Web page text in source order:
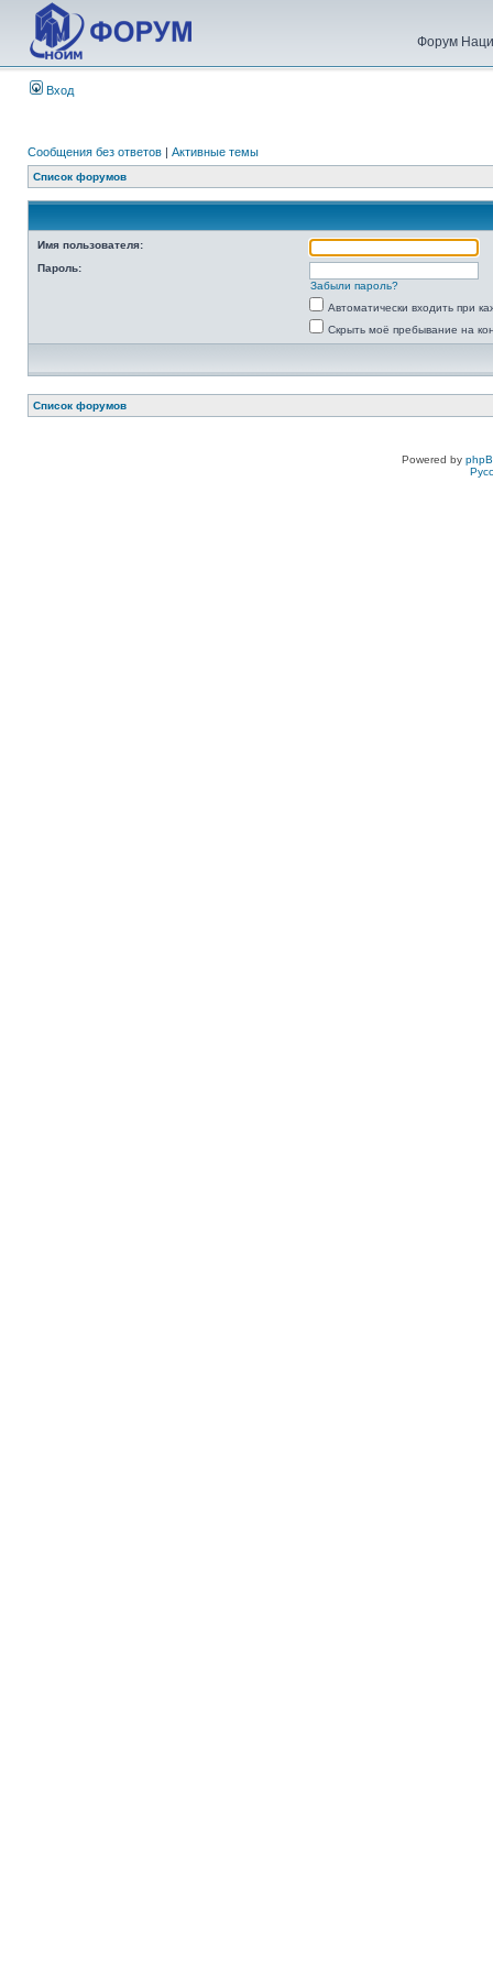
Форум
Вход
Сообщения без ответов | Активные темы
Список форумов
Имя пользователя:
Пароль:
Забыли пароль?
Автоматически входить при
Скрыть моё пребывание на
Список форумов
Powered by